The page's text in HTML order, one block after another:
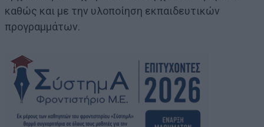
καθώς και με την υλοποίηση εκπαιδευτικών
προγραμμάτων.